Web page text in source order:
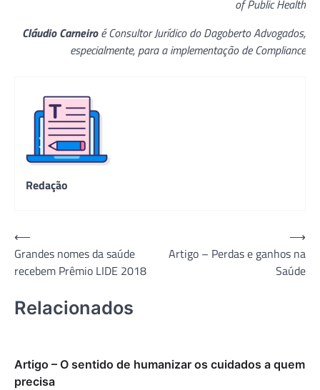
of Public Health
Cláudio Carneiroé Consultor Jurídico do Dagoberto Advogados,
especialmente, para a implementação de Compliance
Redação
Navegação
de
Post
⟵
Grandes nomes da saúde
recebem Prêmio LIDE 2018
Artigo – Perdas e ganhos na
Saúde
⟶
Relacionados
Artigo – O sentido de humanizar os cuidados a quem
precisa